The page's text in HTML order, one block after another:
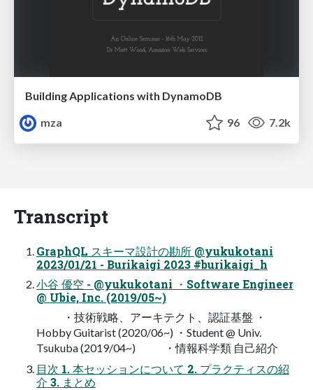
Building Applications with DynamoDB
mza
96 7.2k
Transcript
GraphQL スキーマ設計の勘所 @yukukotani
2023/01/21 - Burikaigi 2023 #burikaigi_h
小谷 優空 - @yukukotani ・Software Engineer
@ Ubie, Inc. (2019/05~)
・技術戦略、アーキテクト、認証基盤 ・
Hobby Guitarist (2020/06~) ・Student @ Univ.
Tsukuba (2019/04~) ・情報科学類 自己紹介
目次 1. 本セッションについて 2. プラクティスの紹
介 3. まとめ